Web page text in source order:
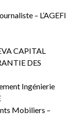
– L’AGEFI
CAPITAL
DES
Ingénierie
Mobiliers –